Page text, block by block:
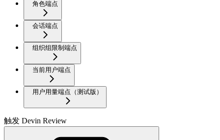
角色端点
会话端点
组织组限制端点
当前用户端点
用户用量端点（测试版）
触发 Devin Review